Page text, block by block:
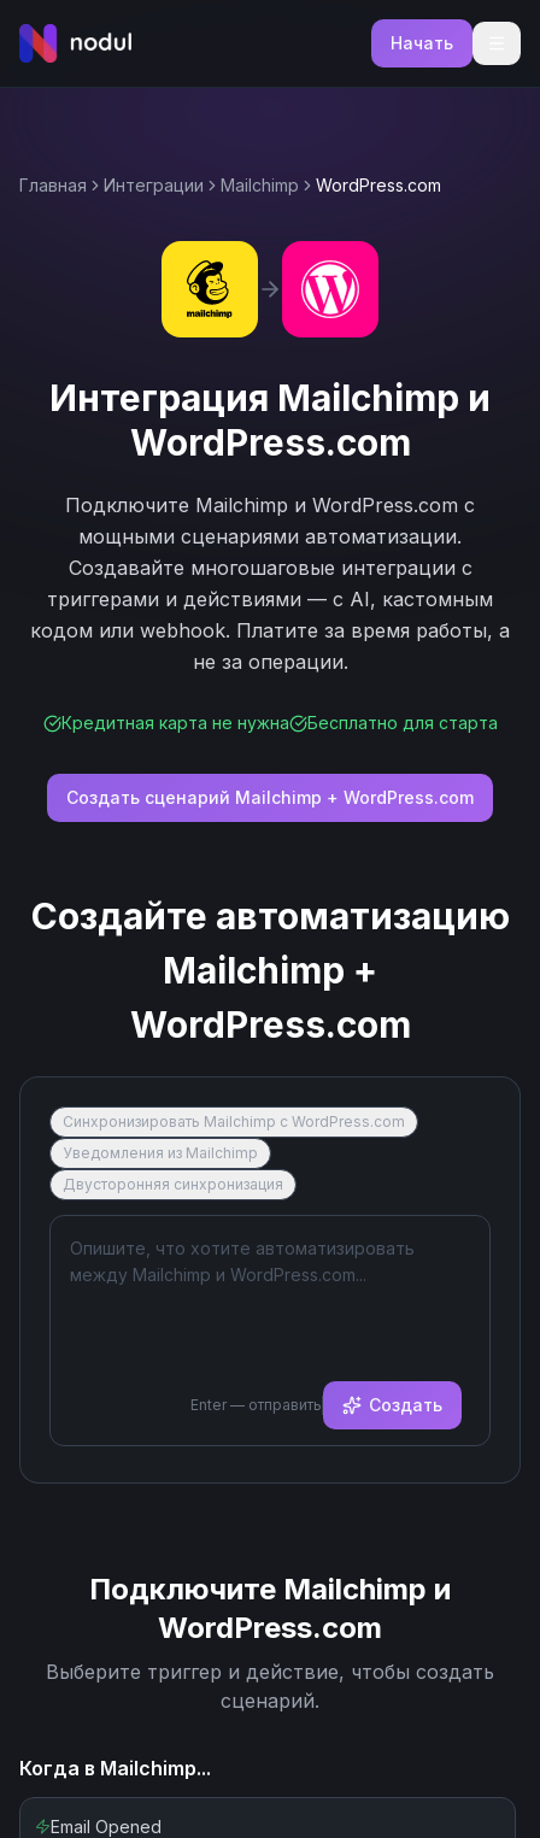
Начать
Главная Интеграции Mailchimp WordPress.com
Интеграция Mailchimp и
WordPress.com
Подключите Mailchimp и WordPress.com с
мощными сценариями автоматизации.
Создавайте многошаговые интеграции с
триггерами и действиями — с AI, кастомным
кодом или webhook. Платите за время работы, а
не за операции.
Кредитная карта не нужна Бесплатно для старта
Создать сценарий Mailchimp + WordPress.com
Создайте автоматизацию
Mailchimp +
WordPress.com
Синхронизировать Mailchimp с WordPress.com
Уведомления из Mailchimp
Двусторонняя синхронизация
Enter — отправить Создать
Подключите Mailchimp и
WordPress.com
Выберите триггер и действие, чтобы создать
сценарий.
Когда в Mailchimp...
Email Opened